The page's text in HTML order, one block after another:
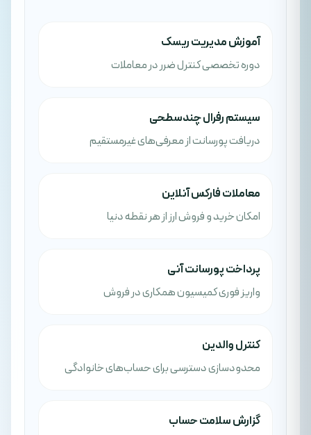
آموزش مدیریت ریسک
دوره تخصصی کنترل ضرر در معاملات
سیستم رفرال چندسطحی
دریافت پورسانت از معرفی‌های غیرمستقیم
معاملات فارکس آنلاین
امکان خرید و فروش ارز از هر نقطه دنیا
پرداخت پورسانت آنی
واریز فوری کمیسیون همکاری در فروش
کنترل والدین
محدودسازی دسترسی برای حساب‌های خانوادگی
گزارش سلامت حساب